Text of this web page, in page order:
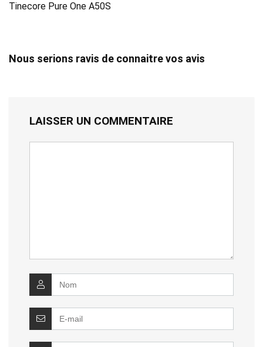
Tinecore Pure One A50S
Nous serions ravis de connaitre vos avis
LAISSER UN COMMENTAIRE